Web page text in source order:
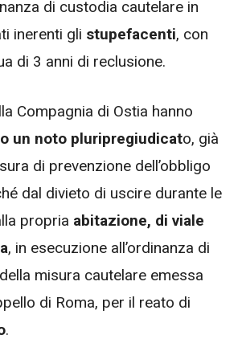
di custodia cautelare in
inerenti gli stupefacenti, con
di 3 anni di reclusione.
Compagnia di Ostia hanno
un noto pluripregiudicato, già
di prevenzione dell’obbligo
dal divieto di uscire durante le
propria abitazione, di viale
, in esecuzione all’ordinanza di
misura cautelare emessa
di Roma, per il reato di
.